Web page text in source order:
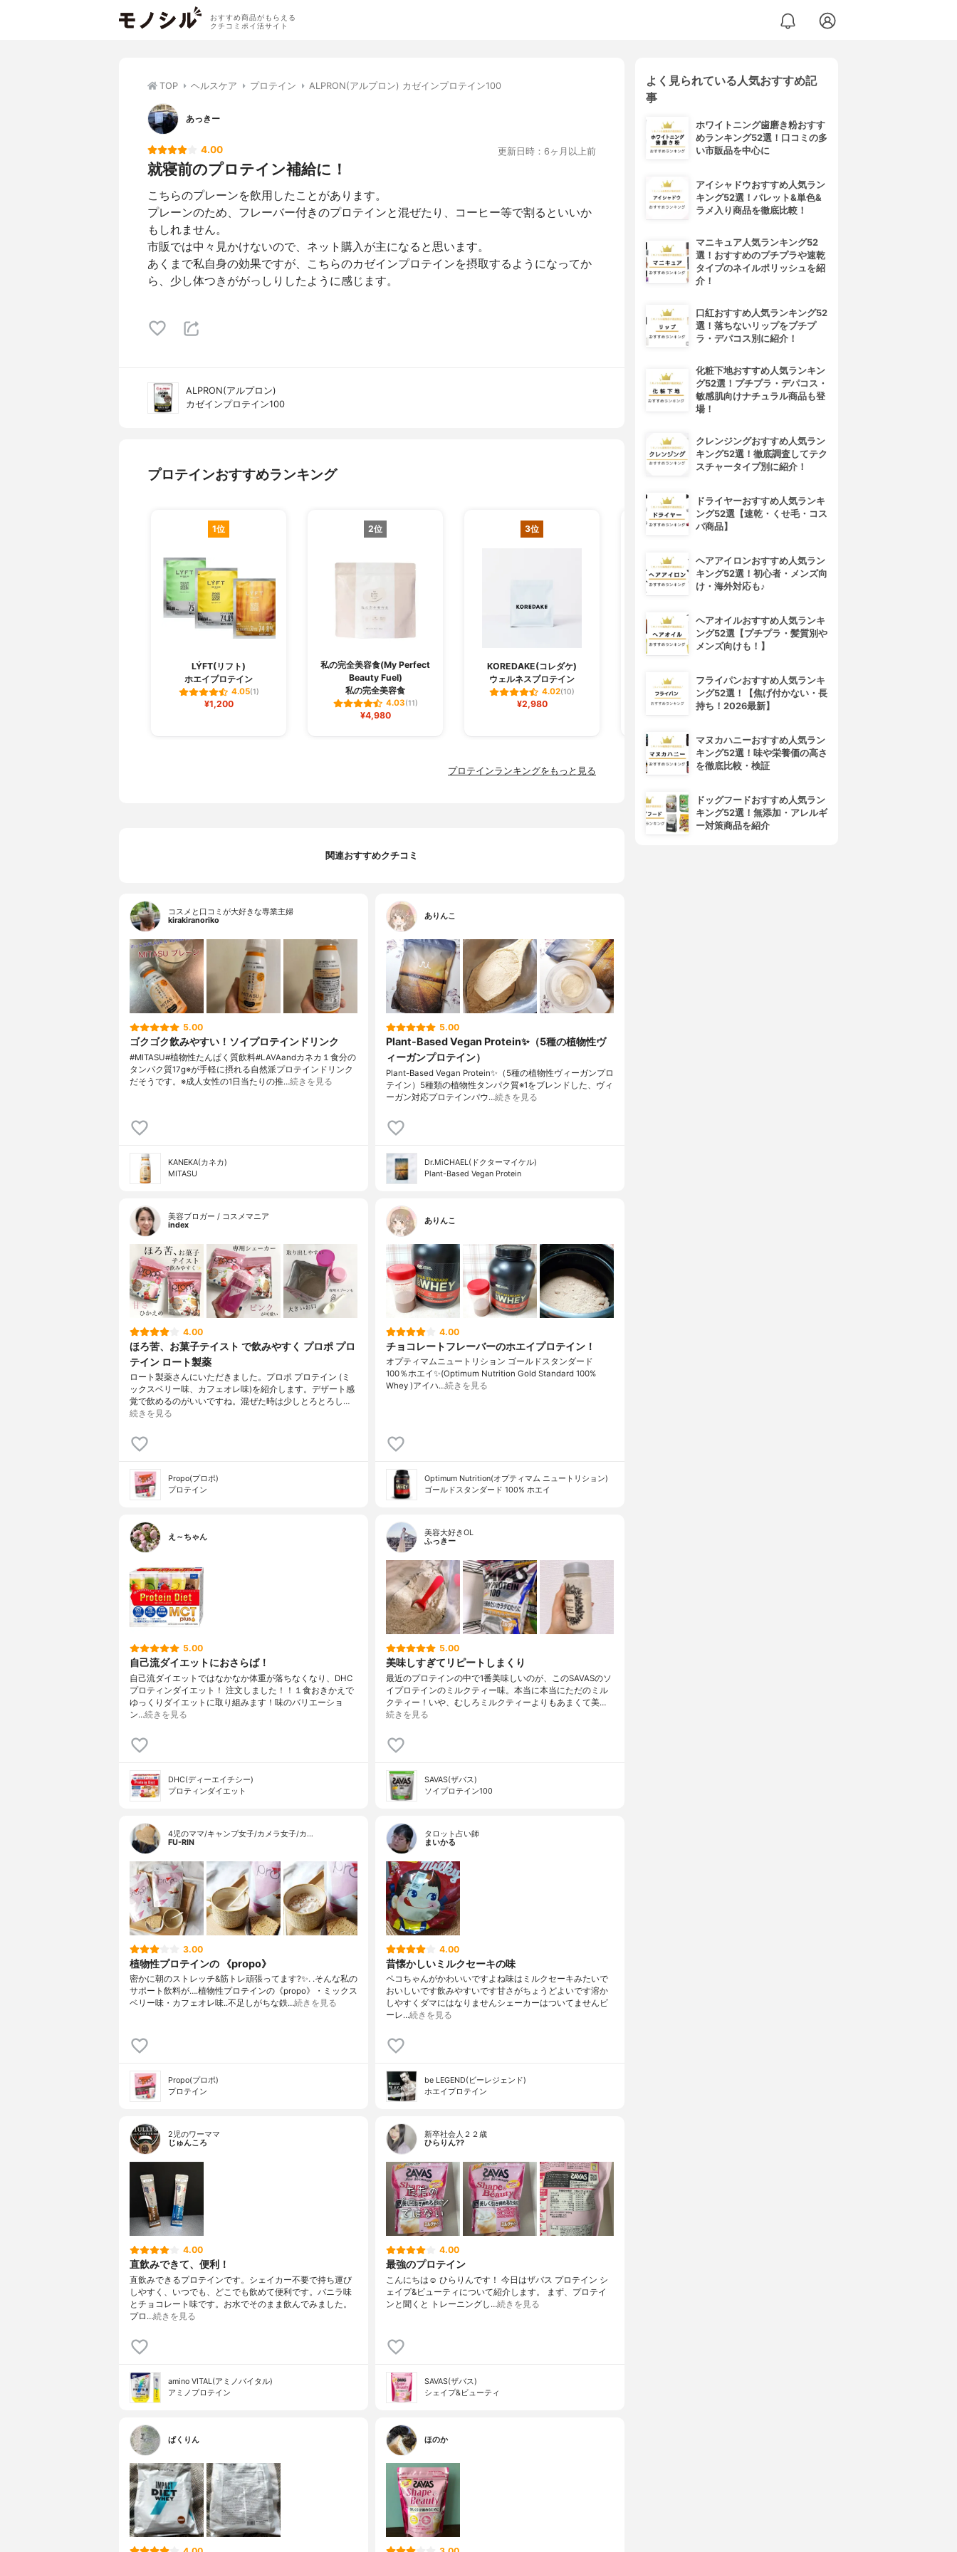
おすすめ商品がもらえる
クチコミポイ活サイト
TOP ヘルスケア プロテイン ALPRON(アルプロン) カゼインプロテイン100
あっきー
4.00 更新日時：6ヶ月以上前
就寝前のプロテイン補給に！
こちらのプレーンを飲用したことがあります。
プレーンのため、フレーバー付きのプロテインと混ぜたり、コーヒー等で割るといいか
もしれません。
市販では中々見かけないので、ネット購入が主になると思います。
あくまで私自身の効果ですが、こちらのカゼインプロテインを摂取するようになってか
ら、少し体つきががっしりしたように感じます。
ALPRON(アルプロン)
カゼインプロテイン100
プロテインおすすめランキング
1位
LÝFT(リフト)
ホエイプロテイン
4.05(1)
¥1,200
2位
私の完全美容食(My Perfect
Beauty Fuel)
私の完全美容食
4.03(11)
¥4,980
3位
KOREDAKE(コレダケ)
ウェルネスプロテイン
4.02(10)
¥2,980
4位
ソイプラスプロテイン
4.01(11)
¥4,980
プロテインランキングをもっと見る
関連おすすめクチコミ
コスメと口コミが大好きな専業主婦
kirakiranoriko
5.00
ゴクゴク飲みやすい！ソイプロテインドリンク
#MITASU#植物性たんぱく質飲料#LAVAandカネカ１食分の
タンパク質17g※が手軽に摂れる自然派プロテインドリンク
だそうです。※成人女性の1日当たりの推…続きを見る
KANEKA(カネカ)
MITASU
ありんこ
5.00
Plant-Based Vegan Protein✨（5種の植物性ヴ
ィーガンプロテイン）
Plant-Based Vegan Protein✨（5種の植物性ヴィーガンプロ
テイン）5種類の植物性タンパク質※1をブレンドした、ヴィ
ーガン対応プロテインパウ…続きを見る
Dr.MiCHAEL(ドクターマイケル)
Plant-Based Vegan Protein
美容ブロガー / コスメマニア
index
4.00
ほろ苦、お菓子テイスト で飲みやすく プロポ プロ
テイン ロート製薬
ロート製薬さんにいただきました。プロポ プロテイン (ミ
ックスベリー味、カフェオレ味)を紹介します。デザート感
覚で飲めるのがいいですね。混ぜた時は少しとろとろし…
続きを見る
Propo(プロポ)
プロテイン
ありんこ
4.00
チョコレートフレーバーのホエイプロテイン！
オプティマムニュートリション ゴールドスタンダード
100％ホエイ✨(Optimum Nutrition Gold Standard 100%
Whey )アイハ…続きを見る
Optimum Nutrition(オプティマム ニュートリション)
ゴールドスタンダード 100% ホエイ
え～ちゃん
5.00
自己流ダイエットにおさらば！
自己流ダイエットではなかなか体重が落ちなくなり、DHC
プロティンダイエット！ 注文しました！！１食おきかえで
ゆっくりダイエットに取り組みます！味のバリエーショ
ン…続きを見る
DHC(ディーエイチシー)
プロティンダイエット
美容大好きOL
ふっきー
5.00
美味しすぎてリピートしまくり
最近のプロテインの中で1番美味しいのが、このSAVASのソ
イプロテインのミルクティー味。本当に本当にただのミル
クティー！いや、むしろミルクティーよりもあまくて美…
続きを見る
SAVAS(ザバス)
ソイプロテイン100
4児のママ/キャンプ女子/カメラ女子/カ…
FU-RIN
3.00
植物性プロテインの 《propo》
密かに朝のストレッチ&筋トレ頑張ってます?✨. .そんな私の
サポート飲料が….植物性プロテインの《propo》・ミックス
ベリー味・カフェオレ味..不足しがちな鉄…続きを見る
Propo(プロポ)
プロテイン
タロット占い師
まいかる
4.00
昔懐かしいミルクセーキの味
ペコちゃんがかわいいですよね味はミルクセーキみたいで
おいしいです飲みやすいです甘さがちょうどよいです溶か
しやすくダマにはなりませんシェーカーはついてませんビ
ーレ…続きを見る
be LEGEND(ビーレジェンド)
ホエイプロテイン
2児のワーママ
じゅんころ
4.00
直飲みできて、便利！
直飲みできるプロテインです。シェイカー不要で持ち運び
しやすく、いつでも、どこでも飲めて便利です。バニラ味
とチョコレート味です。お水でそのまま飲んでみました。
プロ…続きを見る
amino VITAL(アミノバイタル)
アミノプロテイン
新卒社会人２２歳
ひらりん??
4.00
最強のプロテイン
こんにちは☺️ ひらりんです！ 今日はザバス プロテイン シ
ェイプ&ビューティについて紹介します。 まず、プロテイ
ンと聞くと トレーニングし…続きを見る
SAVAS(ザバス)
シェイプ&ビューティ
ぱくりん ほのか
よく見られている人気おすすめ記
事
ホワイトニング歯磨き粉おすす
めランキング52選！口コミの多
い市販品を中心に
アイシャドウおすすめ人気ラン
キング52選！パレット&単色&
ラメ入り商品を徹底比較！
マニキュア人気ランキング52
選！おすすめのプチプラや速乾
タイプのネイルポリッシュを紹
介！
口紅おすすめ人気ランキング52
選！落ちないリップをプチプ
ラ・デパコス別に紹介！
化粧下地おすすめ人気ランキン
グ52選！プチプラ・デパコス・
敏感肌向けナチュラル商品も登
場！
クレンジングおすすめ人気ラン
キング52選！徹底調査してテク
スチャータイプ別に紹介！
ドライヤーおすすめ人気ランキ
ング52選【速乾・くせ毛・コス
パ商品】
ヘアアイロンおすすめ人気ラン
キング52選！初心者・メンズ向
け・海外対応も♪
ヘアオイルおすすめ人気ランキ
ング52選【プチプラ・髪質別や
メンズ向けも！】
フライパンおすすめ人気ランキ
ング52選！【焦げ付かない・長
持ち！2026最新】
マヌカハニーおすすめ人気ラン
キング52選！味や栄養価の高さ
を徹底比較・検証
ドッグフードおすすめ人気ラン
キング52選！無添加・アレルギ
ー対策商品を紹介